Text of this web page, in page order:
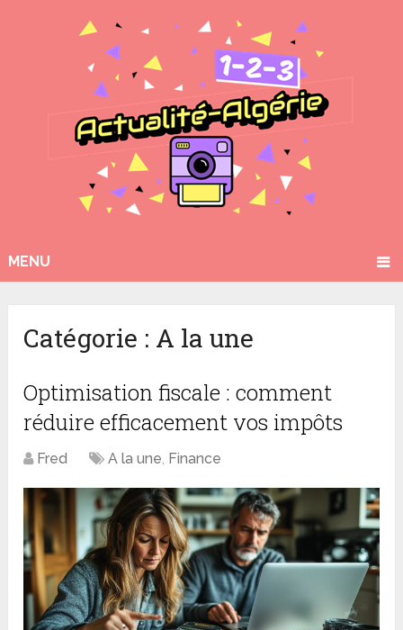
MENU
Catégorie : A la une
Optimisation fiscale : comment
réduire efficacement vos impôts
Fred A la une, Finance